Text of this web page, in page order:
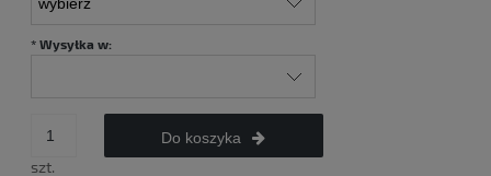
* Wysyłka w:
szt.
Do koszyka